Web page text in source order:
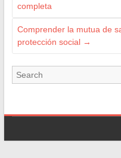
completa
Comprender la mutua de
protección social →